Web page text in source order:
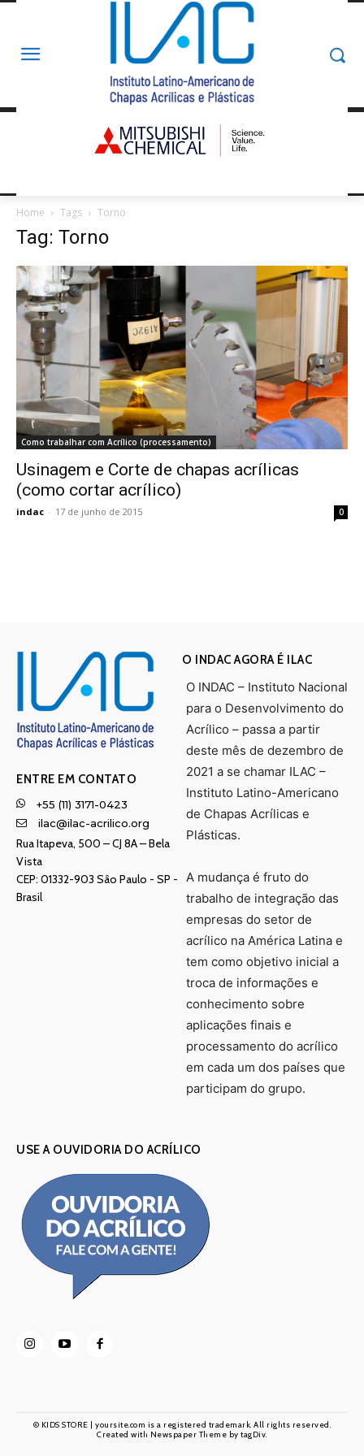
Home Tags Torno
Tag: Torno
Como trabalhar com Acrílico (processamento)
Usinagem e Corte de chapas acrílicas
(como cortar acrílico)
indac - 17 de junho de 2015 0
ENTRE EM CONTATO
+55 (11) 3171-0423
ilac@ilac-acrilico.org
Rua Itapeva, 500 – CJ 8A – Bela
Vista
CEP: 01332-903 Sâo Paulo - SP -
Brasil
O INDAC AGORA É ILAC
O INDAC – Instituto Nacional
para o Desenvolvimento do
Acrílico – passa a partir
deste mês de dezembro de
2021 a se chamar ILAC –
Instituto Latino-Americano
de Chapas Acrílicas e
Plásticas.
A mudança é fruto do
trabalho de integração das
empresas do setor de
acrílico na América Latina e
tem como objetivo inicial a
troca de informações e
conhecimento sobre
aplicações finais e
processamento do acrílico
em cada um dos países que
participam do grupo.
USE A OUVIDORIA DO ACRÍLICO
© KIDS STORE | yoursite.com is a registered trademark. All rights reserved.
Created with Newspaper Theme by tagDiv.